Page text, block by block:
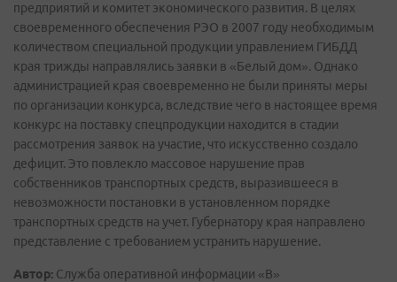
предприятий и комитет экономического развития. В целях
своевременного обеспечения РЭО в 2007 году необходимым
количеством специальной продукции управлением ГИБДД
края трижды направлялись заявки в «Белый дом». Однако
администрацией края своевременно не были приняты меры
по организации конкурса, вследствие чего в настоящее время
конкурс на поставку спецпродукции находится в стадии
рассмотрения заявок на участие, что искусственно создало
дефицит. Это повлекло массовое нарушение прав
собственников транспортных средств, выразившееся в
невозможности постановки в установленном порядке
транспортных средств на учет. Губернатору края направлено
представление с требованием устранить нарушение.
Автор: Служба оперативной информации «В»